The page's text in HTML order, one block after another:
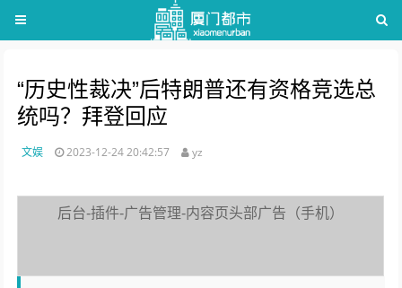
“历史性裁决”后特朗普还有资格竞选总
统吗？拜登回应
文娱 2023-12-24 20:42:57 yz
后台-插件-广告管理-内容页头部广告（手机）